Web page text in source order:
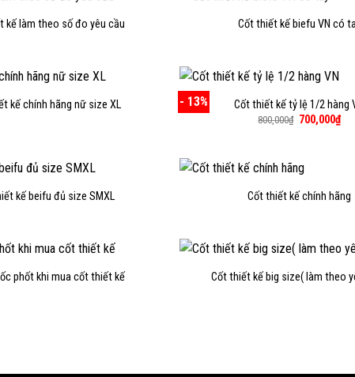
kế làm theo số đo yêu cầu Cốt thiết kế biefu VN có
kế chính hãng nữ size XL - 13% Cốt thiết kế tỷ lệ 1/2 hàng
800,000₫ Giá
700,000₫Giá
hiện
kế beifu đủ size SMXL Cốt thiết kế chính hãng
phốt khi mua cốt thiết kế Cốt thiết kế big size( làm theo